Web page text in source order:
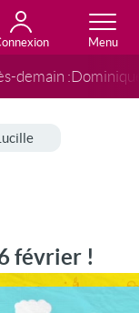
demain :
février !